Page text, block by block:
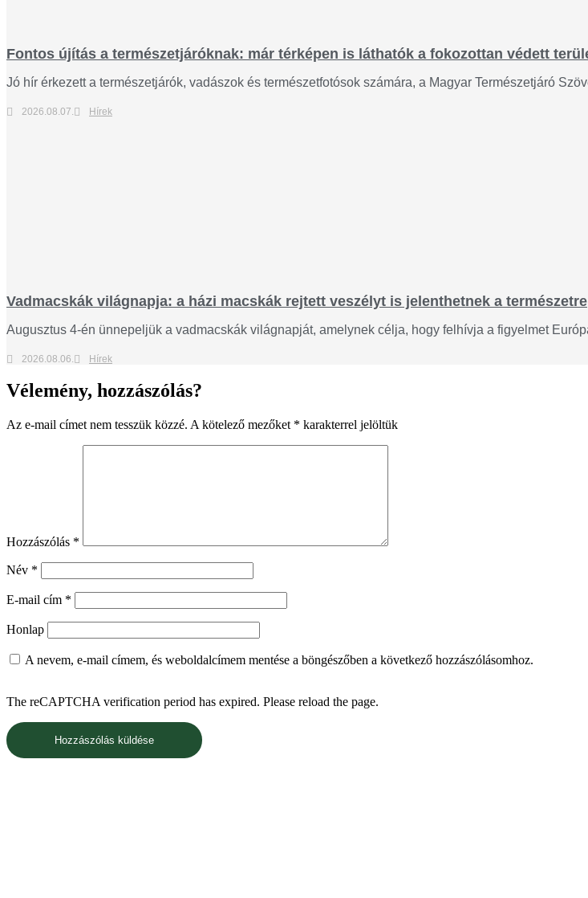
Fontos újítás a természetjáróknak: már térképen is láthatók a fokozottan védett
Jó hír érkezett a természetjárók, vadászok és természetfotósok számára, a Magyar Természetjáró
2026.08.07. Hírek
Vadmacskák világnapja: a házi macskák rejtett veszélyt is jelenthetnek a természetre
Augusztus 4-én ünnepeljük a vadmacskák világnapját, amelynek célja, hogy felhívja a figyelmet
2026.08.06. Hírek
Vélemény, hozzászólás?
Az e-mail címet nem tesszük közzé. A kötelező mezőket * karakterrel jelöltük
Hozzászólás *
Név *
E-mail cím *
Honlap
A nevem, e-mail címem, és weboldalcímem mentése a böngészőben a következő hozzászólásomhoz.
The reCAPTCHA verification period has expired. Please reload the page.